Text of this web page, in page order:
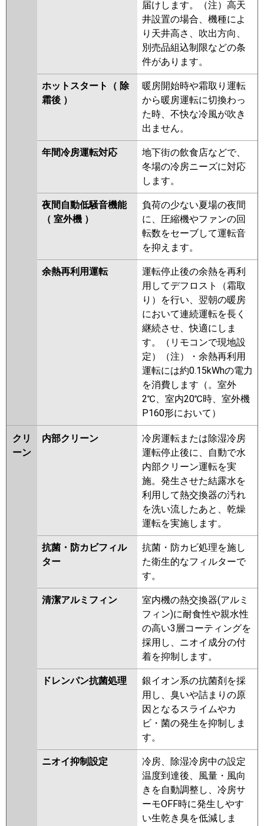
届けします。（注）高天
井設置の場合、機種によ
り天井高さ、吹出方向、
別売品組込制限などの条
件があります。
ホットスタート（ 除
霜後 ）
暖房開始時や霜取り運転
から暖房運転に切換わっ
た時、不快な冷風が吹き
出ません。
年間冷房運転対応
地下街の飲食店などで、
冬場の冷房ニーズに対応
します。
夜間自動低騒音機能
（ 室外機 ）
負荷の少ない夏場の夜間
に、圧縮機やファンの回
転数をセーブして運転音
を抑えます。
余熱再利用運転
運転停止後の余熱を再利
用してデフロスト（霜取
り）を行い、翌朝の暖房
において連続運転を長く
継続させ、快適にしま
す。（リモコンで現地設
定）（注）・余熱再利用
運転には約0.15kWhの電力
を消費します（。室外
2℃、室内20℃時、室外機
P160形において）
クリ
ーン
内部クリーン
冷房運転または除湿冷房
運転停止後に、自動で水
内部クリーン運転を実
施。発生させた結露水を
利用して熱交換器の汚れ
を洗い流したあと、乾燥
運転を実施します。
抗菌・防カビフィル
ター
抗菌・防カビ処理を施し
た衛生的なフィルターで
す。
清潔アルミフィン
室内機の熱交換器(アルミ
フィン)に耐食性や親水性
の高い3層コーティングを
採用し、ニオイ成分の付
着を抑制します。
ドレンパン抗菌処理
銀イオン系の抗菌剤を採
用し、臭いや詰まりの原
因となるスライムやカ
ビ・菌の発生を抑制しま
す。
ニオイ抑制設定
冷房、除湿冷房中の設定
温度到達後、風量・風向
きを自動調整し、冷房サ
ーモOFF時に発生しやす
い生乾き臭を低減しま